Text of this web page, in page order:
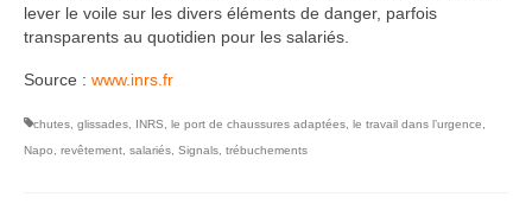
lever le voile sur les divers éléments de danger, parfois
transparents au quotidien pour les salariés.
Source : www.inrs.fr
chutes glissades INRS le port de chaussures adaptées le travail dans l’urgence
Napo
revêtement salariés Signals trébuchements